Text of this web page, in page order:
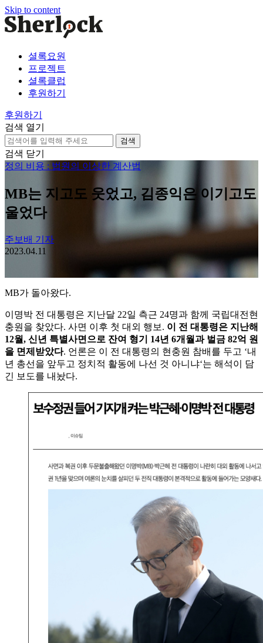
Skip to content
셜록요원
프로젝트
셜록클럽
후원하기
후원하기
검색 열기
검
색:
검색 닫기
정의 비용 : 법원의 이상한 계산법
MB는 지고도 웃었고, 김종익은 이기고도
울었다
주보배 기자
2023.04.11
MB가 돌아왔다.
이명박 전 대통령은 지난달 22일 측근 24명과 함께 국립대전현
충원을 찾았다. 사면 이후 첫 대외 행보. 이 전 대통령은 지난해
12월, 신년 특별사면으로 잔여 형기 14년 6개월과 벌금 82억 원
을 면제받았다. 언론은 이 전 대통령의 현충원 참배를 두고 ‘내
년 총선을 앞두고 정치적 활동에 나선 것 아니냐‘는 해석이 담
긴 보도를 내놨다.